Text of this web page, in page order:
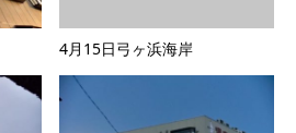
4月15日弓ヶ浜海岸